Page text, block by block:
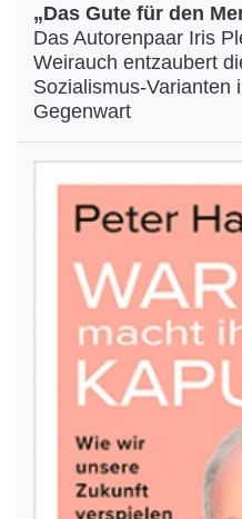
„Das Gute für den
Das Autorenpaar Iris
Weirauch entzaubert
Sozialismus-Varianten
Gegenwart